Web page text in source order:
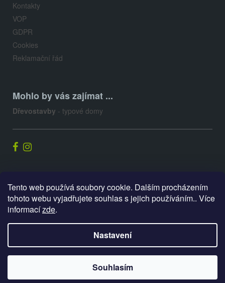
Tento web používá soubory cookie. Dalším procházením
tohoto webu vyjadřujete souhlas s jejich používáním.. Více
informacízde.
Nastavení
Souhlasím
Kontakty
VOP
GDPR
Cookies
Reklamační řád
Mohlo by vás zajímat ...
Dřevostavby - typové domy
Copyright 2026E-shop PALIS. Všechna práva vyhrazena.
Upravit nastavení cookies